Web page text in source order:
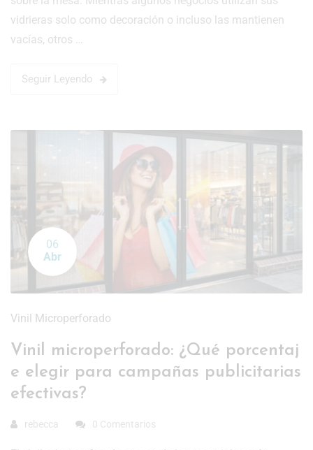
vidrieras solo como decoración o incluso las mantienen
vacías, otros …
Seguir Leyendo
06
Abr
Vinil Microperforado
Vinil microperforado: ¿Qué porcentaj
e elegir para campañas publicitarias
efectivas?
rebecca 0 Comentarios